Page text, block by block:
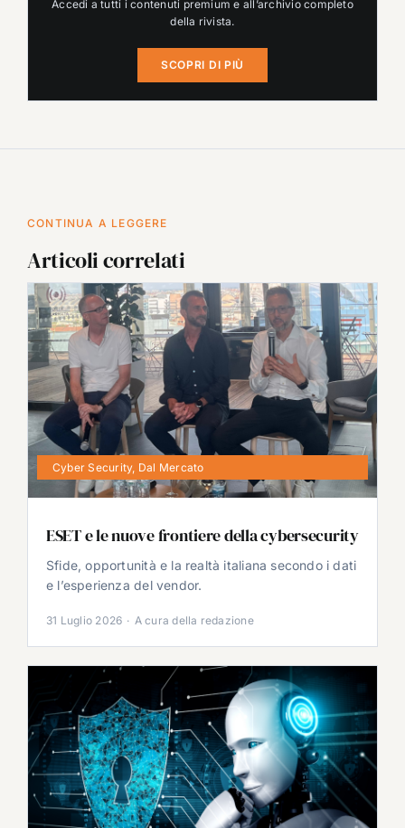
Accedi a tutti i contenuti premium e all’archivio completo
della rivista.
SCOPRI DI PIÙ
CONTINUA A LEGGERE
Articoli correlati
Cyber Security, Dal Mercato
ESET e le nuove frontiere della cybersecurity
Sfide, opportunità e la realtà italiana secondo i dati
e l’esperienza del vendor.
31 Luglio 2026 · A cura della redazione